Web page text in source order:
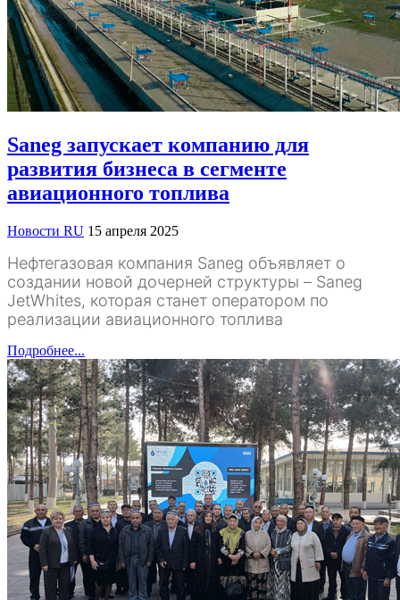
Saneg запускает компанию для
развития бизнеса в сегменте
авиационного топлива
Новости RU 15 апреля 2025
Нефтегазовая компания Saneg объявляет о
создании новой дочерней структуры – Saneg
JetWhites, которая станет оператором по
реализации авиационного топлива
Подробнее...